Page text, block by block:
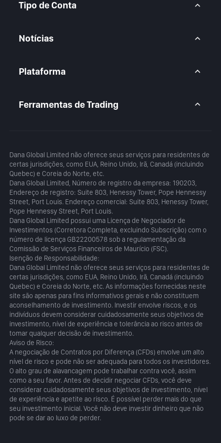
FAQ
CFD Metais
Tipo de Conta
Conta Padrão
Notícias
Artigos
Blog
Plataforma
Aplicativo MetaTrader 5
Ferramentas de Trading
Dana Global Limited não oferece seus serviços para residentes de
certas jurisdições, como EUA, Reino Unido, Irã, Canadá (incluindo
Quebec) e Coreia do Norte, etc.
Dana Global Limited, Número de registro da empresa: 190203,
Endereço de registro: Suite 803, Henessy Tower, Pope Hennessy
Street, Port Louis. Endereço comercial: Suite 803, Henessy Tower,
Pope Hennessy Street, Port Louis.
Dana Global Limited possui uma Licença de Negociador de
Investimentos (Corretora Completa, excluindo Subscrição) com o
número de licença GB22200578 sob a regulamentação da
Comissão de Serviços Financeiros de Maurício (FSC).
Isenção de Responsabilidade:
Dana Global Limited não oferece seus serviços para residentes de
certas jurisdições, como EUA, Reino Unido, Irã, Canadá (incluindo
Quebec) e Coreia do Norte, etc. As informações fornecidas neste
site são apenas para fins informativos gerais e não constituem
aconselhamento de investimento. Investir envolve riscos, e os
indivíduos devem considerar cuidadosamente seus objetivos de
investimento, nível de experiência e tolerância ao risco antes de
tomar qualquer decisão de investimento.
Aviso de Risco:
A negociação de Contratos por Diferença (CFDs) envolve um alto
nível de risco e pode não ser adequada para todos os investidores.
O alto grau de alavancagem pode trabalhar contra você, assim
como a seu favor. Antes de decidir negociar CFDs, você deve
considerar cuidadosamente seus objetivos de investimento, nível
de experiência e apetite ao risco. É possível perder mais do que
seu investimento inicial. Você não deve investir dinheiro que não
pode se dar ao luxo de perder.